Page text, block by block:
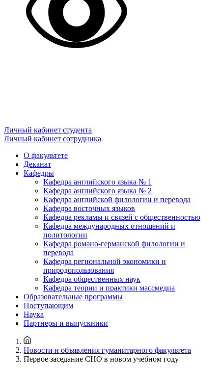
Личный кабинет студента
Личный кабинет сотрудника
О факультете
Деканат
Кафедры
Кафедра английского языка № 1
Кафедра английского языка № 2
Кафедра английской филологии и перевода
Кафедра восточных языков
Кафедра рекламы и связей с общественностью
Кафедра международных отношений и
политологии
Кафедра романо-германской филологии и
перевода
Кафедра региональной экономики и
природопользования
Кафедра общественных наук
Кафедра теории и практики массмедиа
Образовательные программы
Поступающим
Наука
Партнеры и выпускники
Новости и объявления гуманитарного факультета
Первое заседание СНО в новом учебном году